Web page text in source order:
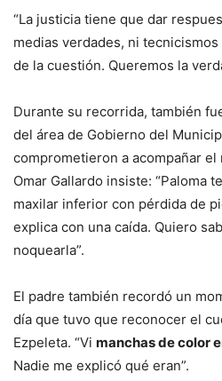
“La justicia tiene que dar
medias verdades, ni
de la cuestión. Queremos la
Durante su recorrida, también
del área de Gobierno del
comprometieron a acompañar el
Omar Gallardo insiste: “Paloma
maxilar inferior con pérdida de
explica con una caída. Quiero
noquearla”.
El padre también recordó un
día que tuvo que reconocer el
Ezpeleta. “Vi manchas de color
Nadie me explicó qué eran”.